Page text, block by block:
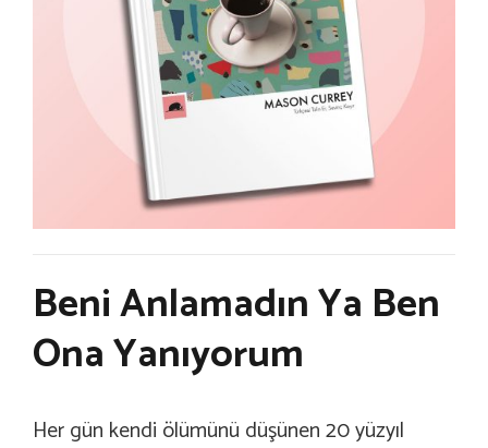
Beni Anlamadın Ya Ben
Ona Yanıyorum
Her gün kendi ölümünü düşünen 20 yüzyıl